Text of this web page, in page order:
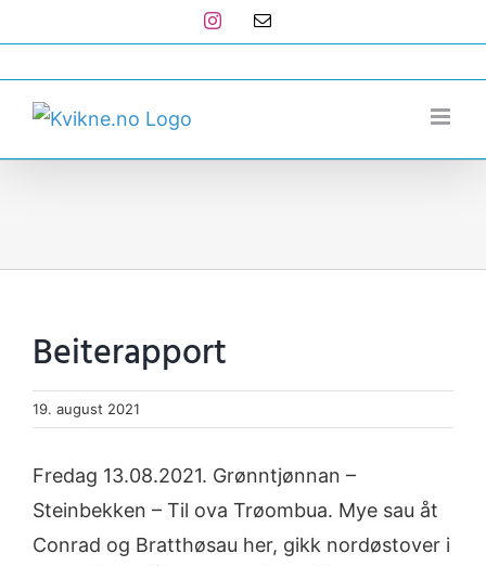
to
content
Instagram
E-
Beiterapport
19. august 2021
Fredag 13.08.2021. Grønntjønnan –
Steinbekken – Til ova Trøombua. Mye sau åt
Conrad og Bratthøsau her, gikk nordøstover i